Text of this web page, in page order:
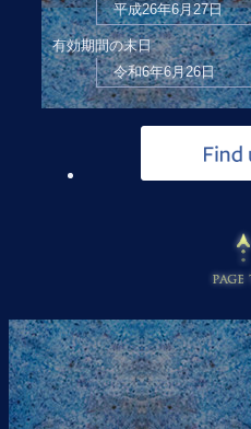
平成26年6月27日
有効期間の末日
令和6年6月26日